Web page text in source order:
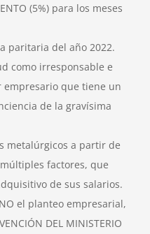
(5%) para los meses
paritaria del año 2022.
como irresponsable e
que tiene un
de la gravísima
metalúrgicos a partir de
factores, que
de sus salarios.
el planteo empresarial,
DEL MINISTERIO